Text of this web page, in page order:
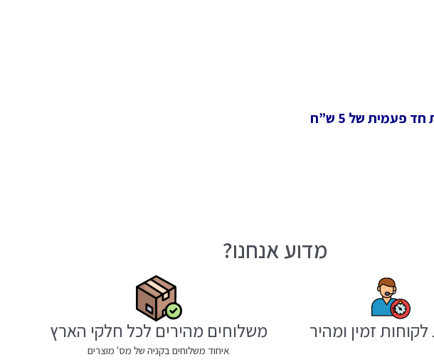
של 5 ש”ח
מדוע אנחנו?
זמין ומהיר משלוחים מהירים לכל חלקי הארץ
איחוד משלוחים בקניה של מס' מוצרים